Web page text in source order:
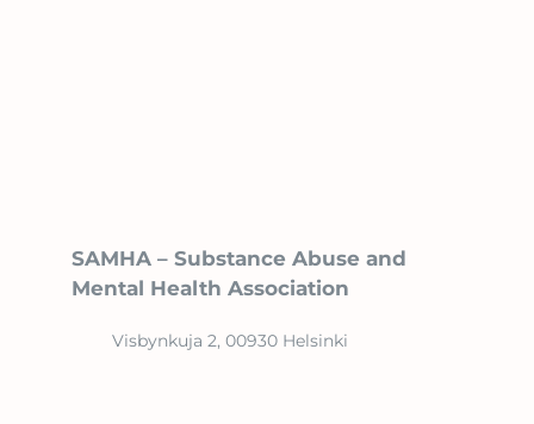
SAMHA – Substance Abuse and
Mental Health Association
Visbynkuja 2, 00930 Helsinki